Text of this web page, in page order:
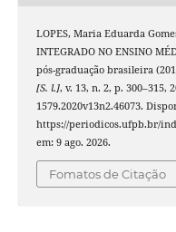
LOPES, Maria Eduarda
INTEGRADO NO ENSINO
pós-graduação brasileira
[S. l.], v. 13, n. 2, p. 300–315,
1579.2020v13n2.46073.
https://periodicos.ufpb.br/
em: 9 ago. 2026.
Fomatos de Citação